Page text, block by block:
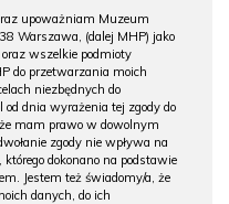
upoważniam Muzeum
Warszawa, (dalej MHP) jako
wszelkie podmioty
do przetwarzania moich
niezbędnych do
dnia wyrażenia tej zgody do
mam prawo w dowolnym
zgody nie wpływa na
dokonano na podstawie
Jestem też świadomy/a, że
danych, do ich